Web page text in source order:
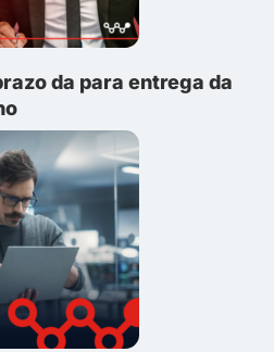
da para entrega da